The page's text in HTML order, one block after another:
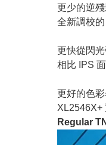
更少的逆
全新調校
更快從閃
相比 IPS
更好的色彩
XL2546X+
Regular